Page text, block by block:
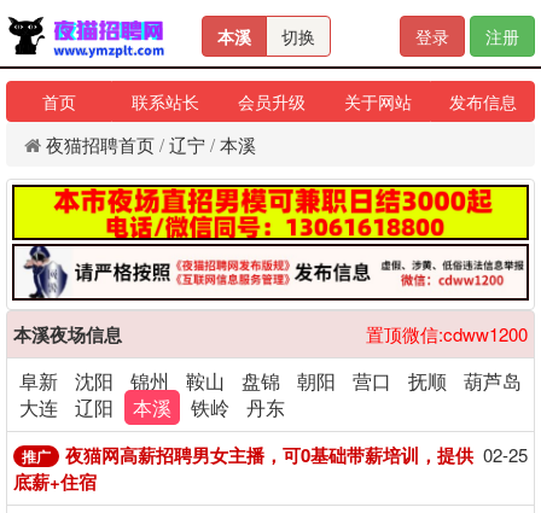
本溪 切换 登录 注册
首页 联系站长 会员升级 关于网站 发布信息
夜猫招聘首页/辽宁/本溪
本溪夜场信息 置顶微信:cdww1200
阜新 沈阳 锦州 鞍山 盘锦 朝阳 营口 抚顺
葫芦岛
大连
辽阳 本溪 铁岭 丹东
02-25
推广
夜猫网高薪招聘男女主播，可0基础带薪培训，提供
底薪+住宿